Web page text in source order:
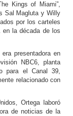
Kings of Miami”,
Sal Magluta y Willy
por los carteles
en la década de los
presentadora en
NBC6, planta
para el Canal 39,
relacionado con
Ortega laboró
de noticias de la